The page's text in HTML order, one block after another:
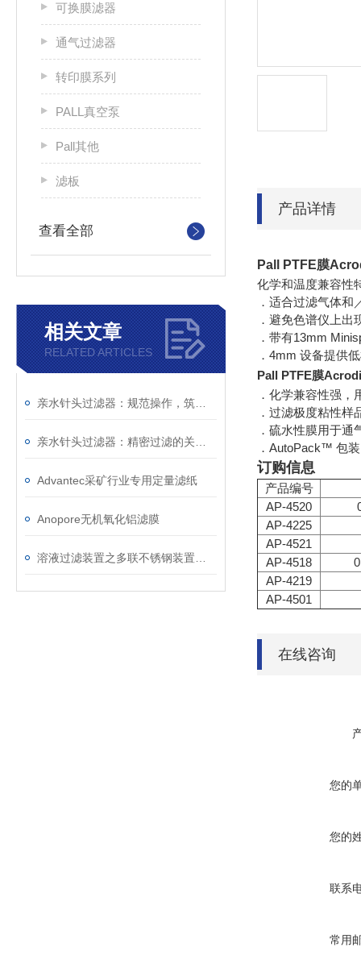
可换膜滤器
通气过滤器
转印膜系列
PALL真空泵
Pall其他
滤板
查看全部
相关文章
RELATED ARTICLES
Advantec采矿行业专用定量滤纸
Anopore无机氧化铝滤膜
产品详情
Pall PTFE膜
化学和温度兼容性
．适合过滤气体和
．避免色谱仪上
．带有13mm
．4mm 设备提供
Pall PTFE膜
．化学兼容性强
．过滤极度粘性
．硫水性膜用于通
．AutoPack™ 包
订购信息
产品编号
AP-4520
AP-4225
AP-4521
AP-4518
AP-4219
AP-4501
在线咨询
您的
您的
联系
常用